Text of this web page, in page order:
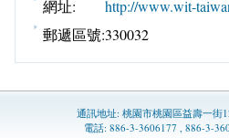
網址:
http://www.wit-
郵遞區號:330032
通訊地址: 桃園市桃園區益壽一街
電話: 886-3-3606177 , 886-3-